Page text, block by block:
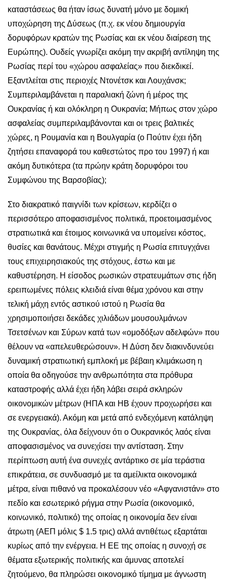
καταστάσεως θα ήταν ίσως δυνατή μόνο με δομική
υποχώρηση της Δύσεως (π.χ. εκ νέου δημιουργία
δορυφόρων κρατών της Ρωσίας και εκ νέου διαίρεση της
Ευρώπης). Ουδείς γνωρίζει ακόμη την ακριβή αντίληψη της
Ρωσίας περί του «χώρου ασφαλείας» που διεκδικεί.
Εξαντλείται στις περιοχές Ντονέτσκ και Λουχάνσκ;
Συμπεριλαμβάνεται η παραλιακή ζώνη ή μέρος της
Ουκρανίας ή και ολόκληρη η Ουκρανία; Μήπως στον χώρο
ασφαλείας συμπεριλαμβάνονται και οι τρεις βαλτικές
χώρες, η Ρουμανία και η Βουλγαρία (ο Πούτιν έχει ήδη
ζητήσει επαναφορά του καθεστώτος προ του 1997) ή και
ακόμη δυτικότερα (τα πρώην κράτη δορυφόροι του
Συμφώνου της Βαρσοβίας);
Στο διακρατικό παιγνίδι των κρίσεων, κερδίζει ο
περισσότερο αποφασισμένος πολιτικά, προετοιμασμένος
στρατιωτικά και έτοιμος κοινωνικά να υπομείνει κόστος,
θυσίες και θανάτους. Μέχρι στιγμής η Ρωσία επιτυγχάνει
τους επιχειρησιακούς της στόχους, έστω και με
καθυστέρηση. Η είσοδος ρωσικών στρατευμάτων στις ήδη
ερειπωμένες πόλεις κλειδιά είναι θέμα χρόνου και στην
τελική μάχη εντός αστικού ιστού η Ρωσία θα
χρησιμοποιήσει δεκάδες χιλιάδων μουσουλμάνων
Τσετσένων και Σύρων κατά των «ομοδόξων αδελφών» που
θέλουν να «απελευθερώσουν». Η Δύση δεν διακινδυνεύει
δυναμική στρατιωτική εμπλοκή με βέβαιη κλιμάκωση η
οποία θα οδηγούσε την ανθρωπότητα στα πρόθυρα
καταστροφής αλλά έχει ήδη λάβει σειρά σκληρών
οικονομικών μέτρων (ΗΠΑ και ΗΒ έχουν προχωρήσει και
σε ενεργειακά). Ακόμη και μετά από ενδεχόμενη κατάληψη
της Ουκρανίας, όλα δείχνουν ότι ο Ουκρανικός λαός είναι
αποφασισμένος να συνεχίσει την αντίσταση. Στην
περίπτωση αυτή ένα συνεχές αντάρτικο σε μία τεράστια
επικράτεια, σε συνδυασμό με τα αμείλικτα οικονομικά
μέτρα, είναι πιθανό να προκαλέσουν νέο «Αφγανιστάν» στο
πεδίο και εσωτερικό ρήγμα στην Ρωσία (οικονομικό,
κοινωνικό, πολιτικό) της οποίας η οικονομία δεν είναι
άτρωτη (ΑΕΠ μόλις $ 1.5 τρις) αλλά αντιθέτως εξαρτάται
κυρίως από την ενέργεια. Η ΕΕ της οποίας η συνοχή σε
θέματα εξωτερικής πολιτικής και άμυνας αποτελεί
ζητούμενο, θα πληρώσει οικονομικό τίμημα με άγνωστη